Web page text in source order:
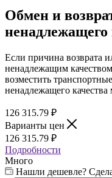
Обмен и
ненадлежащего
Если причина возврата
ненадлежащим
возместить
ненадлежащего
126 315.79 ₽
Варианты цен
126 315.79 ₽
Подробности
Много
Нашли дешевле?